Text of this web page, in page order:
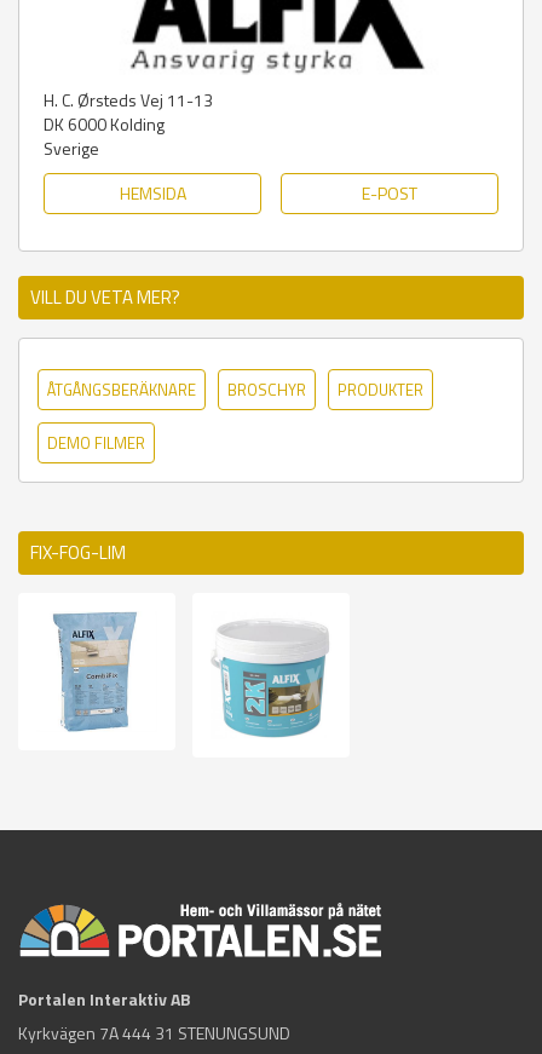
H. C. Ørsteds Vej 11-13
DK 6000Kolding
Sverige
HEMSIDA
E-POST
VILL DU VETA MER?
ÅTGÅNGSBERÄKNARE BROSCHYR PRODUKTER
DEMO FILMER
FIX-FOG-LIM
Portalen Interaktiv AB
Kyrkvägen 7A 444 31 STENUNGSUND